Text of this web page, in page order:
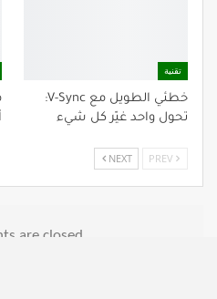
تقنية
خطئي الطويل مع V-Sync:
تحول واحد غيّر كل شيء
NEXT
are closed.